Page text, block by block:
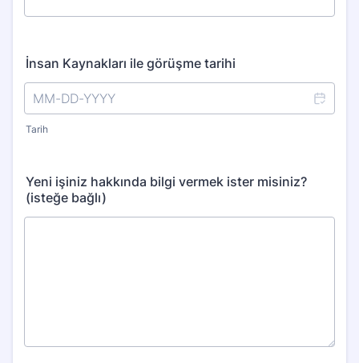
İnsan Kaynakları ile görüşme tarihi
Tarih
Yeni işiniz hakkında bilgi vermek ister misiniz?
(isteğe bağlı)